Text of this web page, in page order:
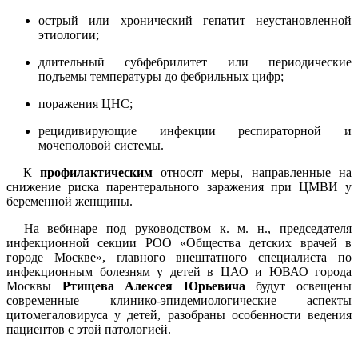
острый или хронический гепатит неустановленной
этиологии;
длительный субфебрилитет или периодические
подъемы температуры до фебрильных цифр;
поражения ЦНС;
рецидивирующие инфекции респираторной и
мочеполовой системы.
К профилактическимотносят меры, направленные на
снижение риска парентерального заражения при ЦМВИ у
беременной женщины.
На вебинаре под руководством к. м. н., председателя
инфекционной секции РОО «Общества детских врачей в
городе Москве», главного внештатного специалиста по
инфекционным болезням у детей в ЦАО и ЮВАО города
Москвы Ртищева Алексея Юрьевича
будут освещены
современные клинико-эпидемиологические аспекты
цитомегаловируса у детей, разобраны особенности ведения
пациентов с этой патологией.